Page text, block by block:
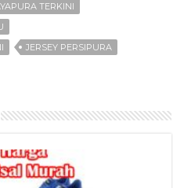
TERKINI
JERSEY PERSIPURA